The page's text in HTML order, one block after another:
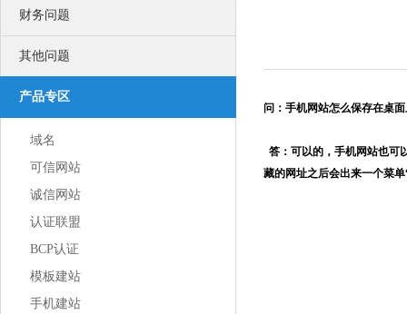
安全联盟
给用户一个信任你的理由
可信网站是网站取信于民的身份证
诚信网站
诚信网站是互联网信用认证平台权威认证
软文发布
企商机
SEO优化
使网站更适合搜索引擎的索引原则
口碑营销
专为企业服务的低成本网络营销方案
激发您的网站活力
创造您的网站价值
联系我们
联络我们，将以最好的服务回馈您
财务问题
其他问题
产品专区
域名
可信网站
诚信网站
认证联盟
BCP认证
模板建站
手机建站
问：手机网站怎么保存在桌
答：可以的，手机网站也可
藏的网址之后会出来一个菜